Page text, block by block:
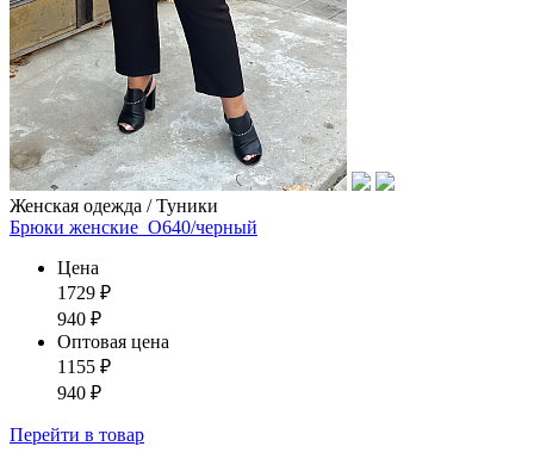
Женская одежда / Туники
Брюки женские_О640/черный
Цена
1729 ₽
940 ₽
Оптовая цена
1155 ₽
940 ₽
Перейти в товар